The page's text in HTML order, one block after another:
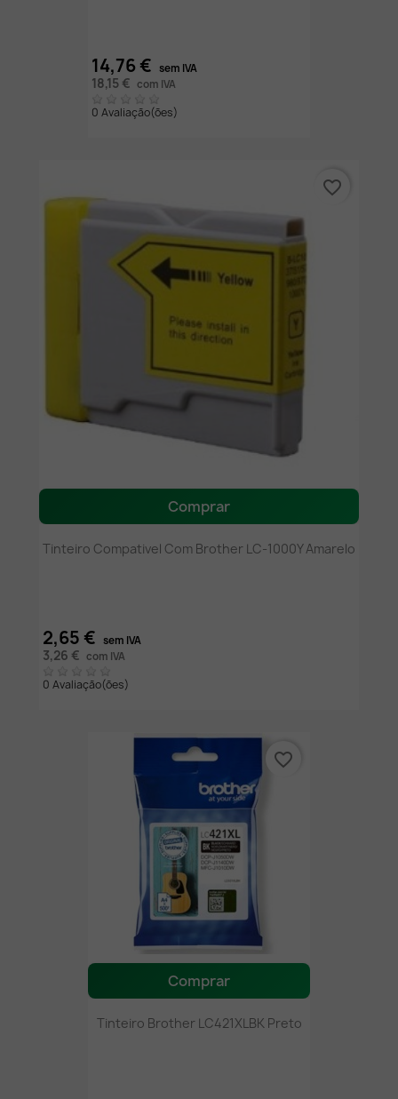
14,76 € sem IVA
18,15 € com IVA
0 Avaliação(ões)
Comprar
Tinteiro Compativel Com Brother LC-1000Y Amarelo
2,65 € sem IVA
3,26 € com IVA
0 Avaliação(ões)
favorite_border
Comprar
Tinteiro Brother LC421XLBK Preto
favorite_border